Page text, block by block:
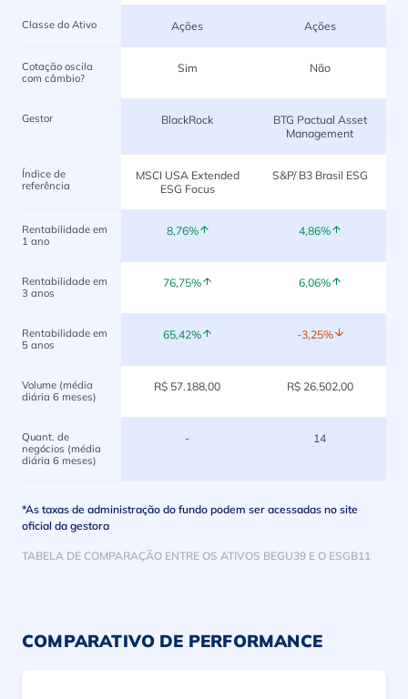
*As taxas de administração do fundo podem ser acessadas no site
oficial da gestora
TABELA DE COMPARAÇÃO ENTRE OS ATIVOS BEGU39 E O ESGB11
Classe do Ativo Ações Ações
Cotação oscila
com câmbio?
Sim Não
Gestor BlackRock
BTG Pactual Asset
Management
Índice de
referência
MSCI USA Extended
ESG Focus
S&P/ B3 Brasil ESG
Rentabilidade em
1 ano
8,76% 4,86%
Rentabilidade em
3 anos
76,75% 6,06%
Rentabilidade em
5 anos
65,42% -3,25%
Volume (média
diária 6 meses)
R$ 57.188,00 R$ 26.502,00
Quant. de
negócios (média
diária 6 meses)
- 14
COMPARATIVO DE PERFORMANCE